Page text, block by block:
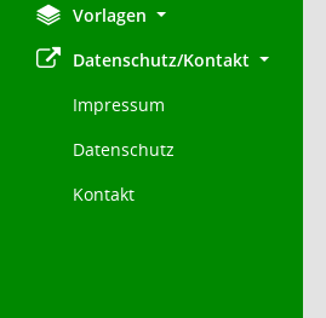
Vorlagen
Datenschutz/Kontakt
Impressum
Datenschutz
Kontakt